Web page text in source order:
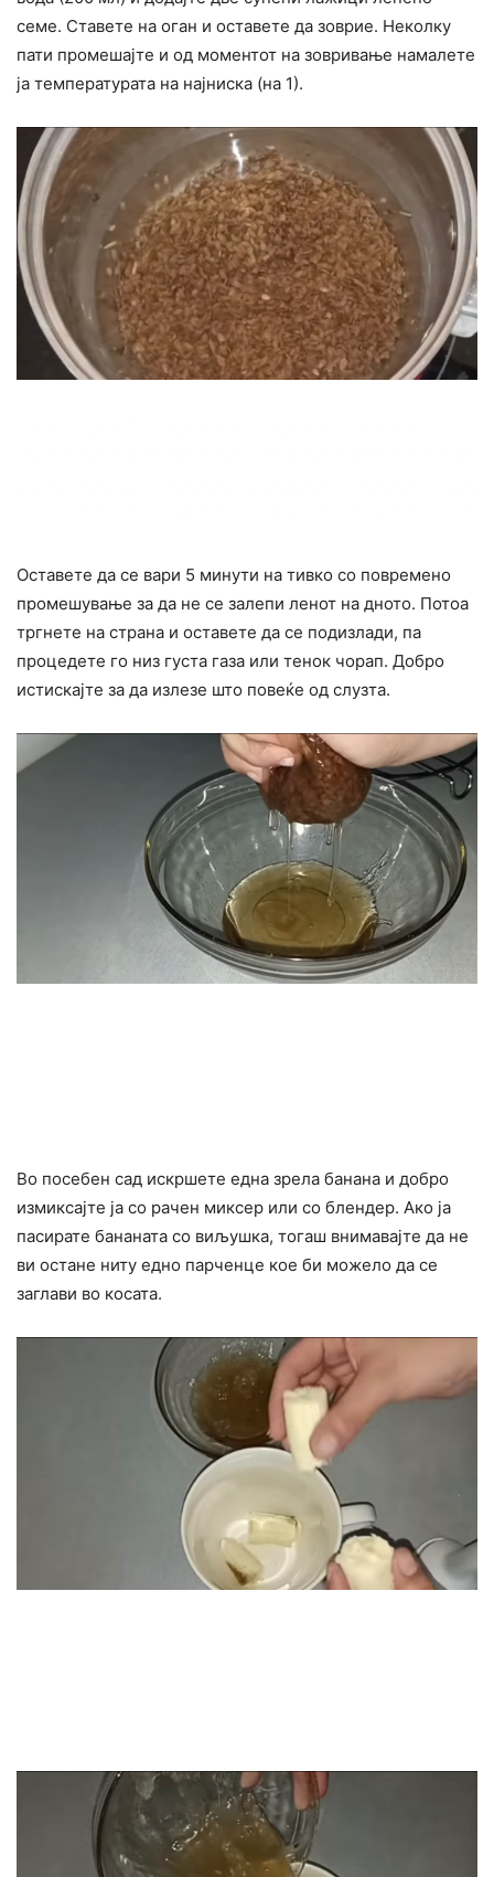
семе. Ставете на оган и оставете да зоврие. Неколку
пати промешајте и од моментот на зовривање намалете
ја температурата на најниска (на 1).
Оставете да се вари 5 минути на тивко со повремено
промешување за да не се залепи ленот на дното. Потоа
тргнете на страна и оставете да се подизлади, па
процедете го низ густа газа или тенок чорап. Добро
истискајте за да излезе што повеќе од слузта.
Во посебен сад искршете една зрела банана и добро
измиксајте ја со рачен миксер или со блендер. Ако ја
пасирате бананата со виљушка, тогаш внимавајте да не
ви остане ниту едно парченце кое би можело да се
заглави во косата.